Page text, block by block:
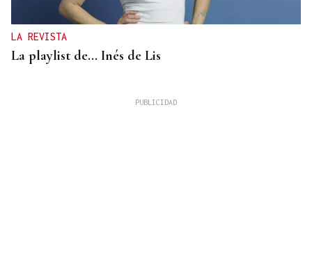
LA REVISTA
La playlist de... Inés de Lis